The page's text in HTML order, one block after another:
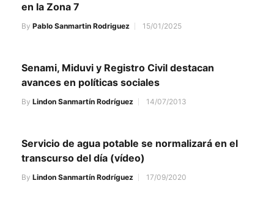
en la Zona 7
By Pablo Sanmartin Rodriguez 15/01/2025
Senami, Miduvi y Registro Civil destacan
avances en políticas sociales
By Lindon Sanmartín Rodríguez 14/07/2013
Servicio de agua potable se normalizará en el
transcurso del día (vídeo)
By Lindon Sanmartín Rodríguez 17/09/2020